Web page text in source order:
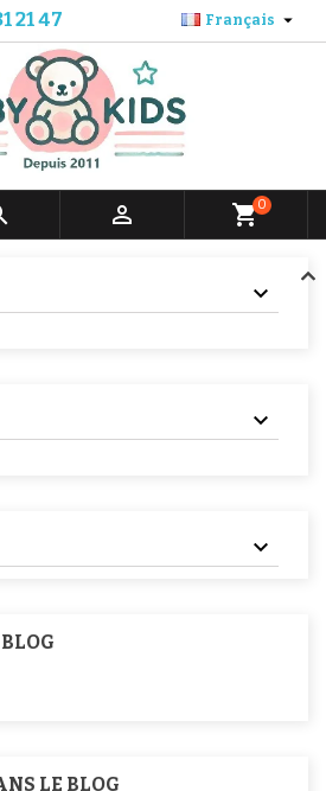
21 47 Français 
 shopping_cart0
LE BLOG